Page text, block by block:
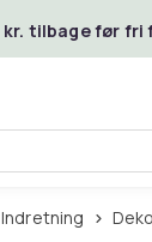
kr. tilbage før fri
Indretning